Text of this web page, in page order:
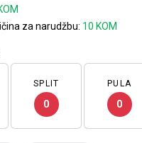
za narudžbu: 10 KOM
SPLIT
0
PULA
0